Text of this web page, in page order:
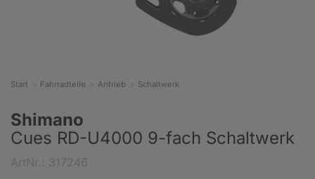
Start Fahrradteile Antrieb Schaltwerk
Shimano
Cues RD-U4000 9-fach Schaltwerk